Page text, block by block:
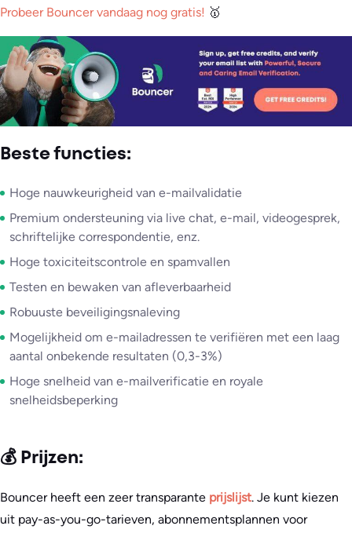
Probeer Bouncer vandaag nog gratis! 🥇
Beste functies:
Hoge nauwkeurigheid van e-mailvalidatie
Premium ondersteuning via live chat, e-mail, videogesprek,
schriftelijke correspondentie, enz.
Hoge toxiciteitscontrole en spamvallen
Testen en bewaken van afleverbaarheid
Robuuste beveiligingsnaleving
Mogelijkheid om e-mailadressen te verifiëren met een laag
aantal onbekende resultaten (0,3-3%)
Hoge snelheid van e-mailverificatie en royale
snelheidsbeperking
💰 Prijzen:
Bouncer heeft een zeer transparante prijslijst. Je kunt kiezen
uit pay-as-you-go-tarieven, abonnementsplannen voor